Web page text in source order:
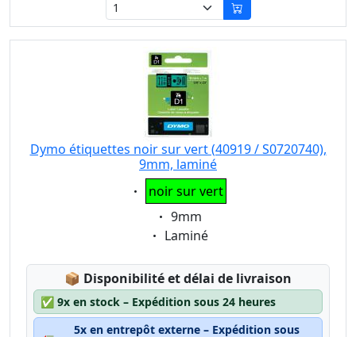
Dymo étiquettes noir sur vert (40919 / S0720740),
9mm, laminé
Eigenschaft:
noir sur vert
Eigenschaft:
9mm
Eigenschaft:
Laminé
📦 Lagerstatus:
Disponibilité et délai de livraison
✅ 9x en stock – Expédition sous 24 heures
5x en entrepôt externe – Expédition sous